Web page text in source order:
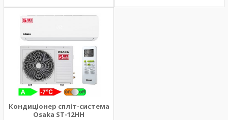
Кондиціонер спліт-система
Osaka ST-12HH